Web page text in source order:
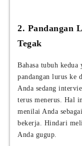
2. Pandangan
Tegak
Bahasa tubuh kedua
pandangan lurus ke
Anda sedang
terus menerus. Hal
menilai Anda
bekerja. Hindari
Anda gugup.